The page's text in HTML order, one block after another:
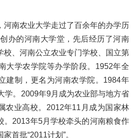
河南农业大学走过了百余年的办学历
办的河南大学堂，先后经历了河南
校、河南公立农业专门学校、国立第
大学农学院等办学阶段。1952年全
建制，更名为河南农学院。1984年
学。2009年9月成为农业部与地方省
农业高校。2012年11月成为国家林
。2013年5月学校牵头的河南粮食作
首批“2011计划”。